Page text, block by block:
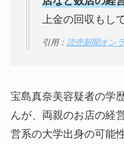
上金の回収もし
引用： 読売新聞オン
宝島真奈美容疑者の学
んが、両親のお店の経
営系の大学出身の可能